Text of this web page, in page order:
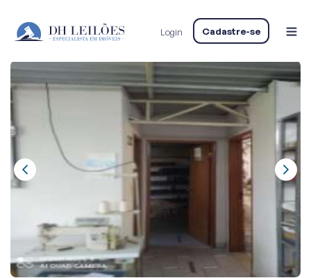
Login Cadastre-se
CASA
Casa de condomínio
Casa, Residencial, Santa Rita